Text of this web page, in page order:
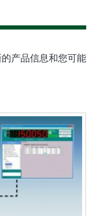
产品信息和您可能